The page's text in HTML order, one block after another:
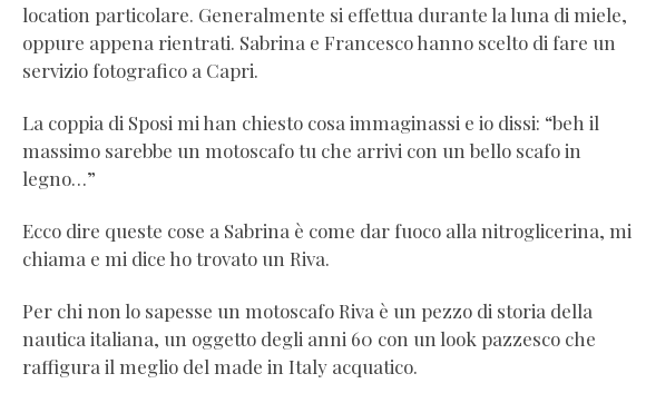
location particolare. Generalmente si effettua durante la luna di miele,
oppure appena rientrati. Sabrina e Francesco hanno scelto di fare un
servizio fotografico a Capri.
La coppia di Sposi mi han chiesto cosa immaginassi e io dissi: “beh il
massimo sarebbe un motoscafo tu che arrivi con un bello scafo in
legno…”
Ecco dire queste cose a Sabrina è come dar fuoco alla nitroglicerina, mi
chiama e mi dice ho trovato un Riva.
Per chi non lo sapesse un motoscafo Riva è un pezzo di storia della
nautica italiana, un oggetto degli anni 60 con un look pazzesco che
raffigura il meglio del made in Italy acquatico.